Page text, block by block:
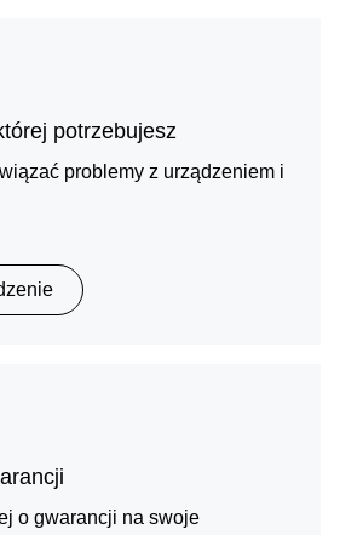
potrzebujesz
problemy z urządzeniem i
o gwarancji na swoje